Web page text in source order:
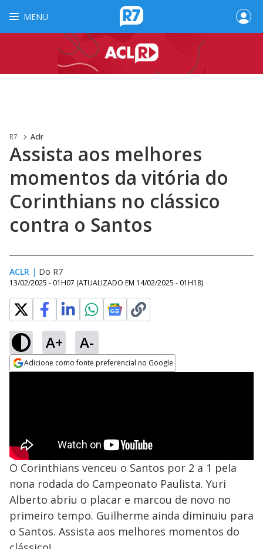
MENU
R7 Aclr
Assista aos melhores
momentos da vitória do
Corinthians no clássico
contra o Santos
ACLR | Do R7
13/02/2025 - 01H07 (ATUALIZADO EM 14/02/2025 - 01H18)
A+ A-
Adicione como fonte preferencial no Google
O Corinthians venceu o Santos por 2 a 1 pela
nona rodada do Campeonato Paulista. Yuri
Alberto abriu o placar e marcou de novo no
primeiro tempo. Guilherme ainda diminuiu para
o Santos. Assista aos melhores momentos do